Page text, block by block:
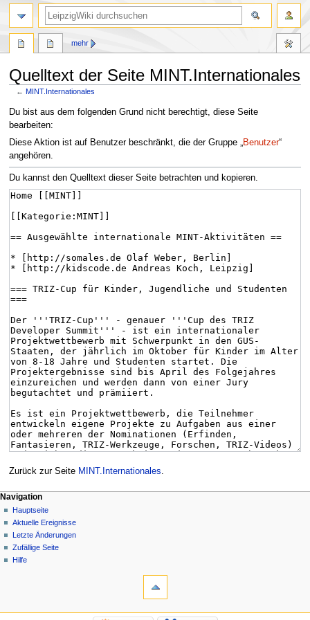
Quelltext der Seite MINT.Internationales
←MINT.Internationales
Zur
Navigation
springen
Zur
Suche
springen
Du bist aus dem folgenden Grund nicht berechtigt, diese Seite
bearbeiten:
Diese Aktion ist auf Benutzer beschränkt, die der Gruppe „Benutzer“
angehören.
Du kannst den Quelltext dieser Seite betrachten und kopieren.
Zurück zur Seite MINT.Internationales
mehr
Navigation
Hauptseite
Aktuelle Ereignisse
Letzte Änderungen
Zufällige Seite
Hilfe